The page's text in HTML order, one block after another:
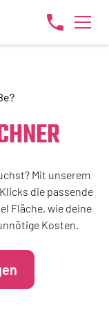
Mit unserem
die passende
Fläche, wie deine
Kosten.